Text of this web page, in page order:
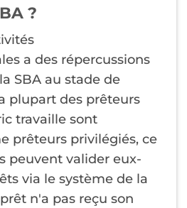
?
a des répercussions
SBA au stade de
plupart des prêteurs
travaille sont
prêteurs privilégiés, ce
peuvent valider eux-
via le système de la
n'a pas reçu son